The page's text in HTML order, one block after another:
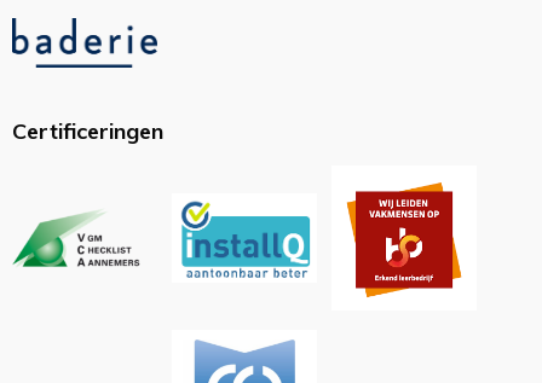
Certificeringen